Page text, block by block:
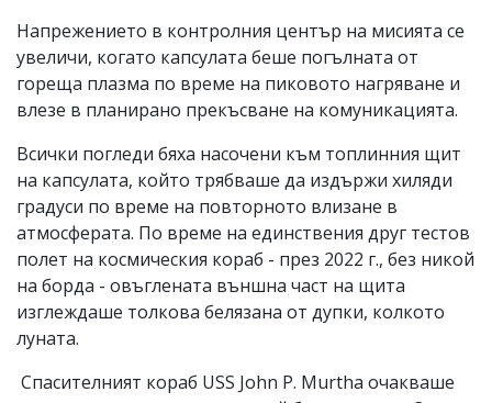
Напрежението в контролния център на мисията се
увеличи, когато капсулата беше погълната от
гореща плазма по време на пиковото нагряване и
влезе в планирано прекъсване на комуникацията.
Всички погледи бяха насочени към топлинния щит
на капсулата, който трябваше да издържи хиляди
градуси по време на повторното влизане в
атмосферата. По време на единствения друг тестов
полет на космическия кораб - през 2022 г., без никой
на борда - овъглената външна част на щита
изглеждаше толкова белязана от дупки, колкото
луната.
Спасителният кораб USS John P. Murtha очакваше